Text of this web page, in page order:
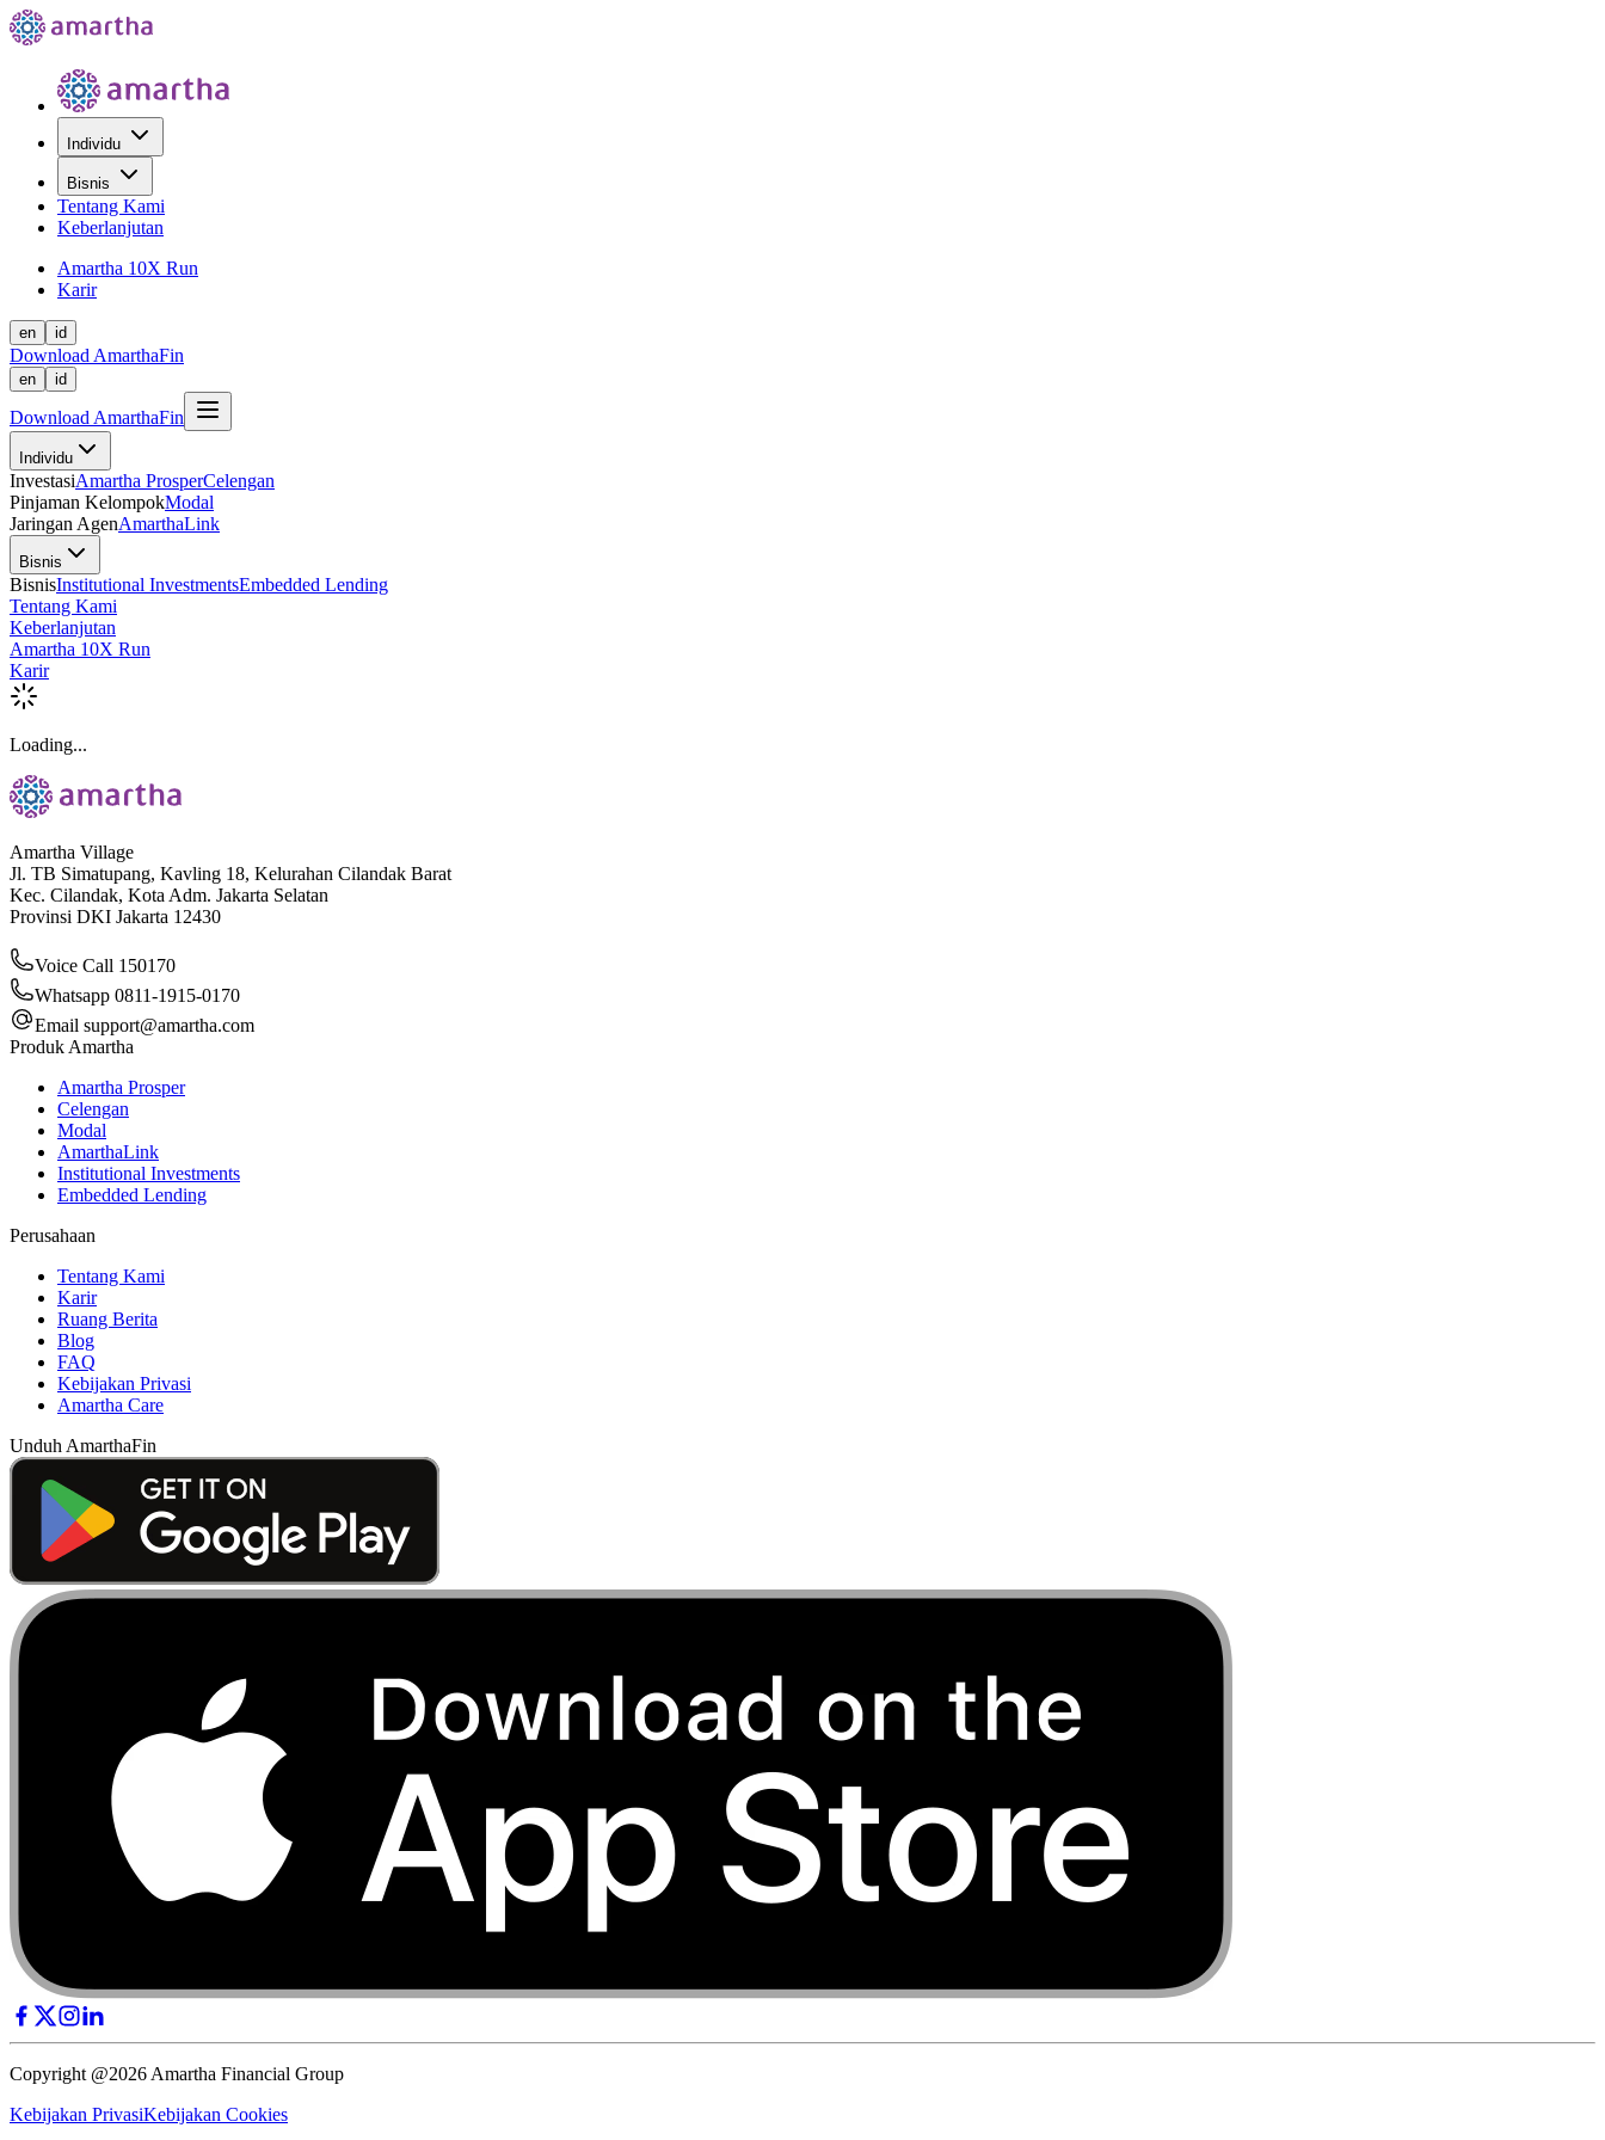
Individu
Bisnis
Tentang Kami
Keberlanjutan
Amartha 10X Run
Karir
en id
Download AmarthaFin
en id
Download AmarthaFin
Individu
InvestasiAmartha ProsperCelengan
Pinjaman KelompokModal
Jaringan AgenAmarthaLink
Bisnis
BisnisInstitutional InvestmentsEmbedded Lending
Tentang Kami
Keberlanjutan
Amartha 10X Run
Karir
Loading...
Amartha Village
Jl. TB Simatupang, Kavling 18, Kelurahan Cilandak Barat
Kec. Cilandak, Kota Adm. Jakarta Selatan
Provinsi DKI Jakarta 12430
Voice Call 150170
Whatsapp 0811-1915-0170
Email support@amartha.com
Produk Amartha
Amartha Prosper
Celengan
Modal
AmarthaLink
Institutional Investments
Embedded Lending
Perusahaan
Tentang Kami
Karir
Ruang Berita
Blog
FAQ
Kebijakan Privasi
Amartha Care
Unduh AmarthaFin
Copyright @2026 Amartha Financial Group
Kebijakan PrivasiKebijakan Cookies